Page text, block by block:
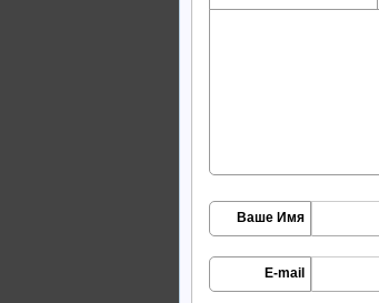
Ваше Имя
E-mail